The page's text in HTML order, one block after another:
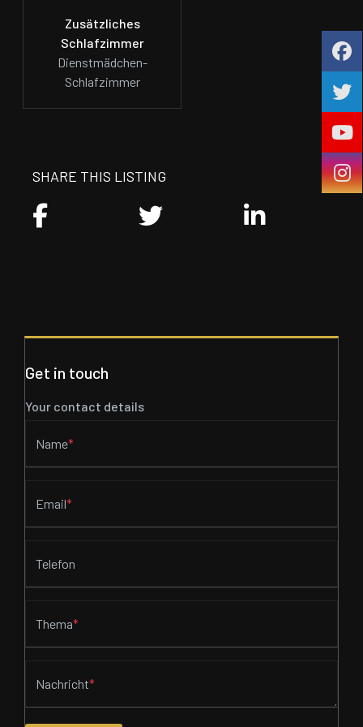
Zusätzliches
Schlafzimmer
Dienstmädchen-
Schlafzimmer
SHARE THIS LISTING
Get in touch
Your contact details
Name*
Email*
Telefon
Thema*
Nachricht*